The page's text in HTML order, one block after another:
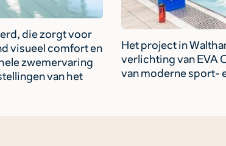
die zorgt voor
visueel comfort en
zwemervaring
van het
Het project in
verlichting van EVA
van moderne sport-